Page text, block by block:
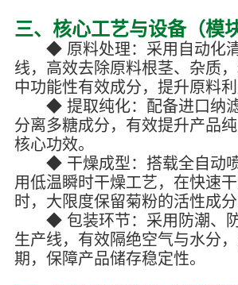
三、核心工艺与设备（模
◆ 原料处理：采用自动化清
线，高效去除原料根茎、杂质
中功能性有效成分，提升原料利
◆ 提取纯化：配备进口纳滤
分离多糖成分，有效提升产品
核心功效。
◆ 干燥成型：搭载全自动喷
用低温瞬时干燥工艺，在快速
时，大限度保留菊粉的活性成分
◆ 包装环节：采用防潮、防
生产线，有效隔绝空气与水分
期，保障产品储存稳定性。